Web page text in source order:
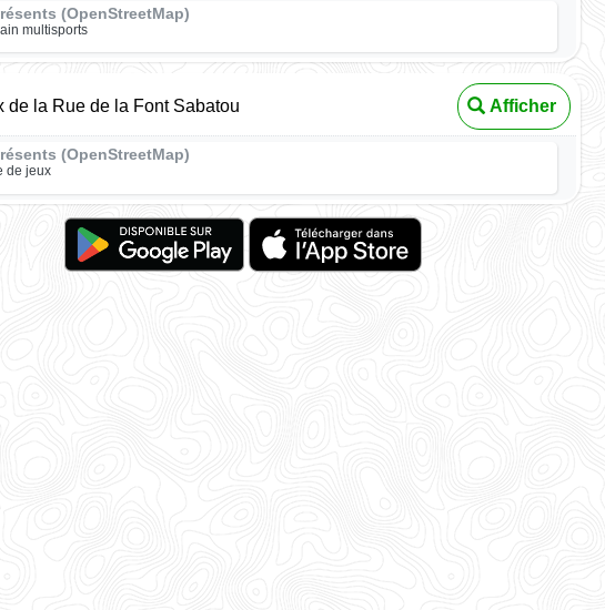
(OpenStreetMap)
multisports
de la Rue de la Font Sabatou Afficher
(OpenStreetMap)
de jeux